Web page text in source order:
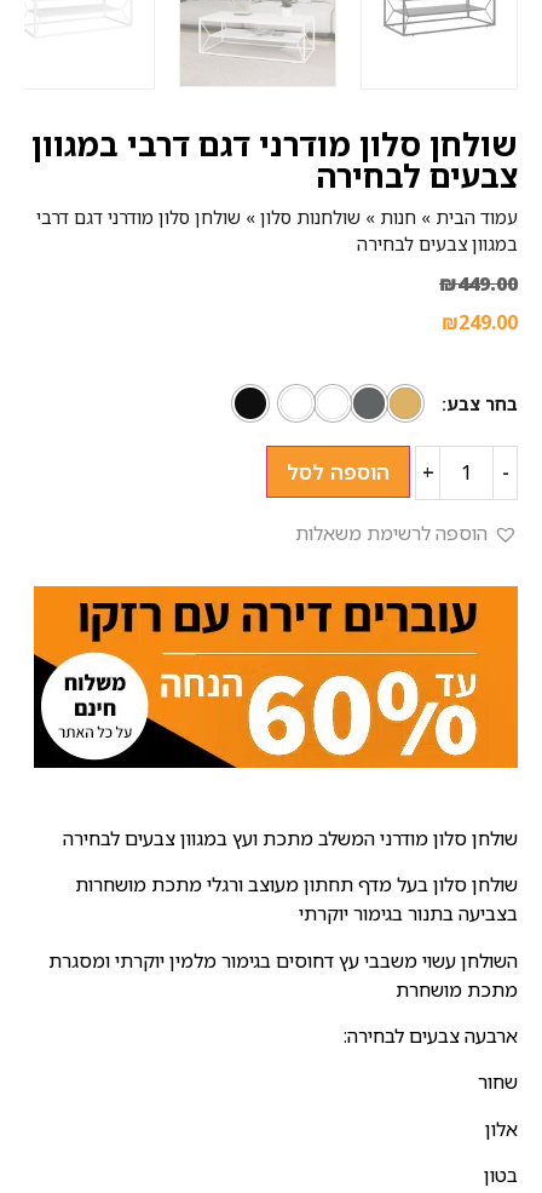
שולחן סלון מודרני דגם דרבי במגוון
צבעים לבחירה
עמוד הבית » חנות » שולחנות סלון » שולחן סלון מודרני דגם דרבי
במגוון צבעים לבחירה
שולחן סלון מודרני המשלב מתכת ועץ במגוון צבעים לבחירה
שולחן סלון בעל מדף תחתון מעוצב ורגלי מתכת מושחרות
בצביעה בתנור בגימור יוקרתי
השולחן עשוי משבבי עץ דחוסים בגימור מלמין יוקרתי ומסגרת
מתכת מושחרת
ארבעה צבעים לבחירה:
שחור
אלון
בטון
₪449.00
₪249.00
בחר צבע
-
+ הוספה לסל
הוספה לרשימת משאלות